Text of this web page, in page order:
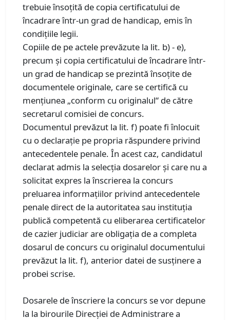
trebuie însoţită de copia certificatului de
încadrare într-un grad de handicap, emis în
condiţiile legii.
Copiile de pe actele prevăzute la lit. b) - e),
precum şi copia certificatului de încadrare într-
un grad de handicap se prezintă însoţite de
documentele originale, care se certifică cu
menţiunea „conform cu originalul“ de către
secretarul comisiei de concurs.
Documentul prevăzut la lit. f) poate fi înlocuit
cu o declaraţie pe propria răspundere privind
antecedentele penale. În acest caz, candidatul
declarat admis la selecţia dosarelor şi care nu a
solicitat expres la înscrierea la concurs
preluarea informaţiilor privind antecedentele
penale direct de la autoritatea sau instituţia
publică competentă cu eliberarea certificatelor
de cazier judiciar are obligaţia de a completa
dosarul de concurs cu originalul documentului
prevăzut la lit. f), anterior datei de susţinere a
probei scrise.
Dosarele de înscriere la concurs se vor depune
la la birourile Direcției de Administrare a